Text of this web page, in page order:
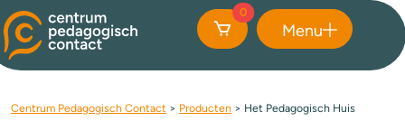
0
Menu
Centrum Pedagogisch Contact > Producten > Het Pedagogisch Huis